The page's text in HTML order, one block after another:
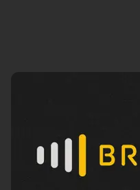
Tecnologia
Cinema